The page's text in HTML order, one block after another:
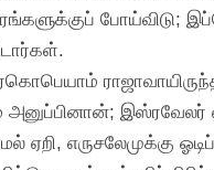
அனுப்பினான்;
எருசலேமுக்கு